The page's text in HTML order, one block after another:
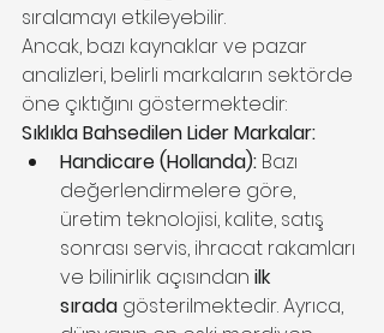
sıralamayı etkileyebilir.
Ancak, bazı kaynaklar ve pazar
analizleri, belirli markaların sektörde
öne çıktığını göstermektedir:
Sıklıkla Bahsedilen Lider Markalar:
Handicare (Hollanda): Bazı
değerlendirmelere göre,
üretim teknolojisi, kalite, satış
sonrası servis, ihracat rakamları
ve bilinirlik açısından ilk
sırada gösterilmektedir. Ayrıca,